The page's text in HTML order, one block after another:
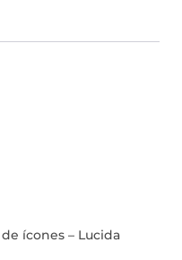
ícones – Lucida